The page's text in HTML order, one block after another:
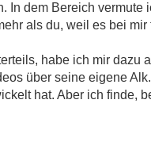
In dem Bereich vermute
als du, weil es bei mir
habe ich mir dazu
über seine eigene
hat. Aber ich finde,